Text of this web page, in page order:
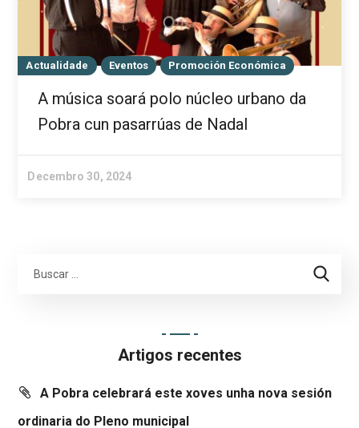
Actualidade Eventos Promoción Económica
A música soará polo núcleo urbano da
Pobra cun pasarrúas de Nadal
Decembro 30, 2024
Artigos recentes
A Pobra celebrará este xoves unha nova sesión
ordinaria do Pleno municipal